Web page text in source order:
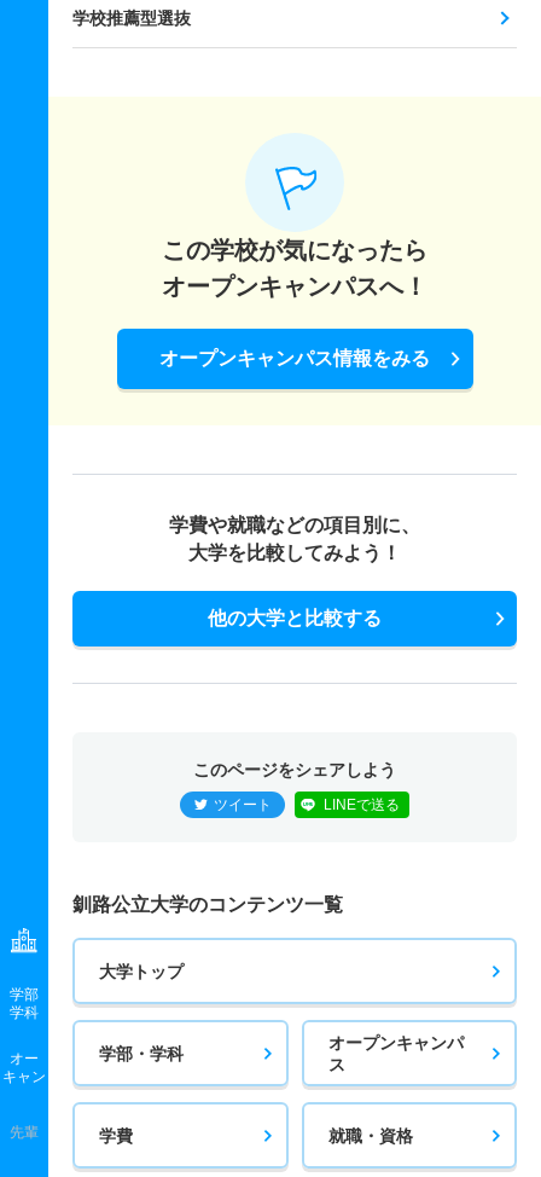
学部
学科
オー
キャン
先輩
学校推薦型選抜
この学校が気になったら
オープンキャンパスへ！
オープンキャンパス情報をみる
学費や就職などの項目別に、
大学を比較してみよう！
他の大学と比較する
このページをシェアしよう
ツイート LINEで送る
釧路公立大学のコンテンツ一覧
大学トップ
学部・学科
オープンキャンパ
ス
学費 就職・資格